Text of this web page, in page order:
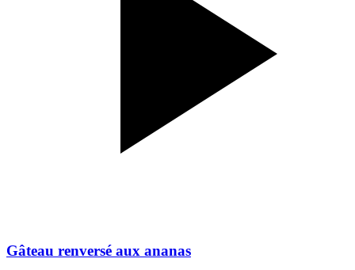
Gâteau renversé aux ananas